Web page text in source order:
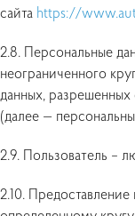
сайта https://
2.8. Персональные
неограниченного
данных, разрешенных
(далее —
2.9. Пользователь –
2.10.